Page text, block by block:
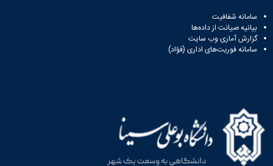
سامانه شفافیت
بیانیه صیانت از داده‌ها
گزارش آماری وب‌ سایت
سامانه فوریت‌های اداری (فؤاد)